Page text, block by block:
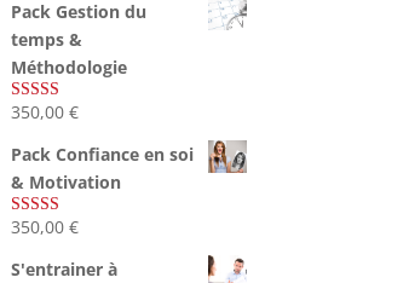
Pack Gestion du
temps &
Méthodologie
Note5.00
350,00€
Pack Confiance en soi
& Motivation
Note5.00
350,00€
S'entrainer à